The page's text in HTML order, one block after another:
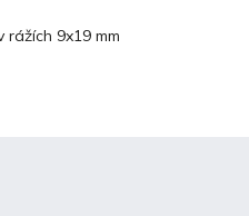
rážích 9x19 mm